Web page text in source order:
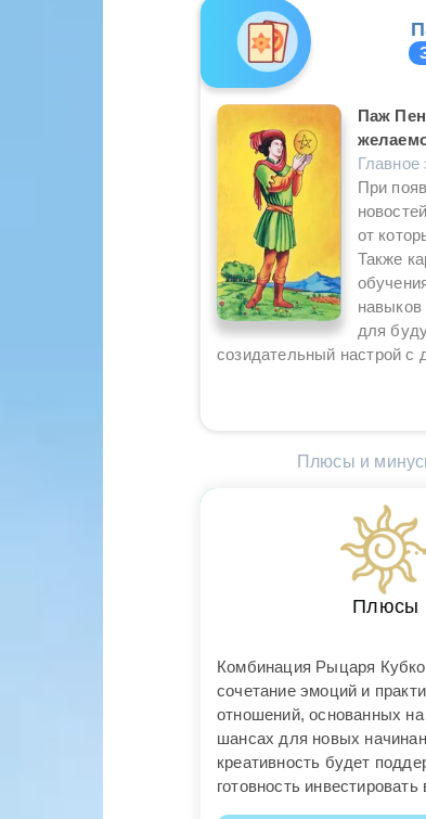
Паж
При
от
Также
для
созидательный настрой с
Плюсы и
Плюсы
Комбинация Рыцаря
сочетание эмоций и
отношений, основанных
шансах для новых
креативность будет
готовность